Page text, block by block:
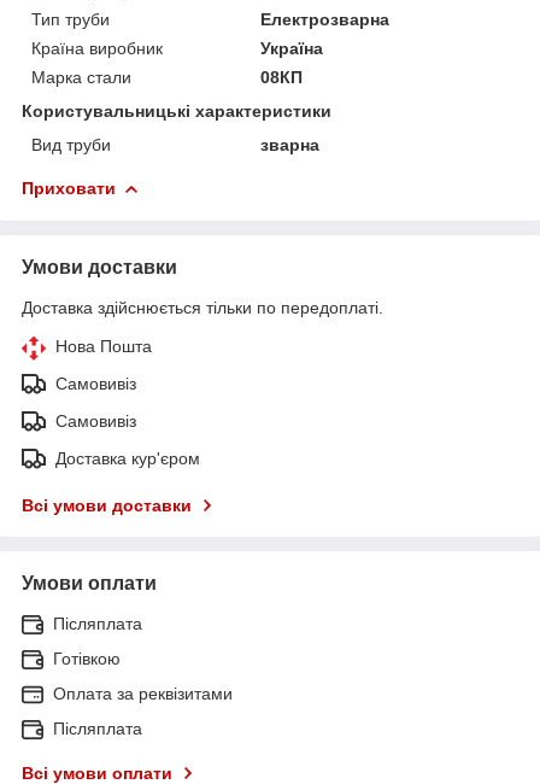
Тип труби
Електрозварна
Країна виробник
Україна
Марка стали
08КП
Користувальницькі характеристики
Вид труби
зварна
Приховати
Умови доставки
Доставка здійснюється тільки по передоплаті.
Нова Пошта
Самовивіз
Самовивіз
Доставка кур'єром
Всі умови доставки
Умови оплати
Післяплата
Готівкою
Оплата за реквізитами
Післяплата
Всі умови оплати